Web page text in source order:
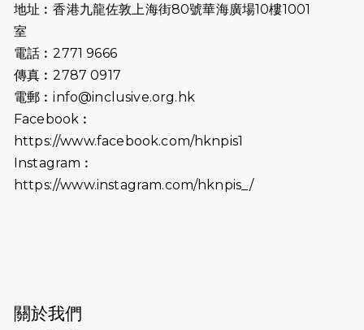
2026-07-02
2026-06-25
（19:00開始）
2026-06-18
猛龍長跑隊恆常練習 - 6月18日
2026-06-11
猛龍長跑隊恆常練習 - 6月11日（19:00
2026-05-28
地址︰香港九龍佐敦上海街80號華海廣場10樓1001
室
電話︰2771 9666
傳真︰2787 0917
電郵︰info@inclusive.org.hk
Facebook︰
https://www.facebook.com/hknpis1
Instagram︰
https://www.instagram.com/hknpis_/
關於我們